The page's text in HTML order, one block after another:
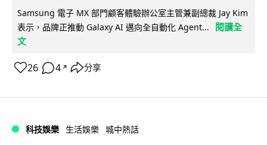
Samsung 電子 MX 部門顧客體驗辦公室主管兼副總裁 Jay Kim
表示，品牌正推動 Galaxy AI 邁向全自動化 Agent...
閱讀全
文
26 4 ↗ 分享
科技娛樂 生活娛樂 城中熱話